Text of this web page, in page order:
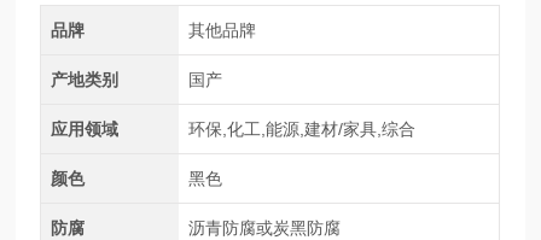
品牌 其他品牌
产地类别 国产
应用领域 环保,化工,能源,建材/家具,综合
颜色 黑色
防腐 沥青防腐或炭黑防腐